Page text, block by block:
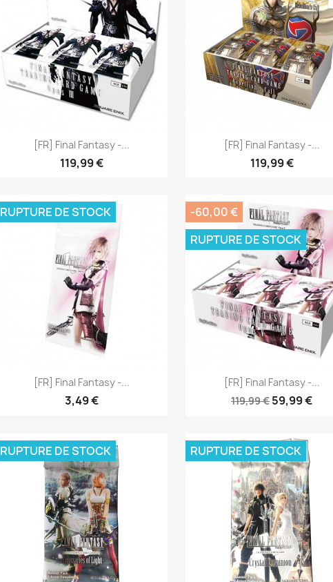
[FR] Final Fantasy -...
119,99 €
Aperçu rapide [FR] Final Fantasy -...
119,99 €
Aperçu rapide
[FR] Final Fantasy -...
3,49 €
RUPTURE DE STOCK
Aperçu rapide
[FR] Final Fantasy -...
119,99 € 59,99 €
-60,00 €
RUPTURE DE STOCK
Aperçu rapide
RUPTURE DE STOCK RUPTURE DE STOCK